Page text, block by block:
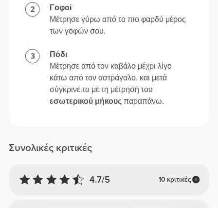
Συνολικές κριτικές
4.7/5 10 κριτικές
Γοφοί
Μέτρησε γύρω από το πιο φαρδύ μέρος
των γοφών σου.
Πόδι
Μέτρησε από τον καβάλο μέχρι λίγο
κάτω από τον αστράγαλο, και μετά
σύγκρινε το με τη μέτρηση του
εσωτερικού μήκους παραπάνω.